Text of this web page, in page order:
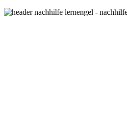
Spaß